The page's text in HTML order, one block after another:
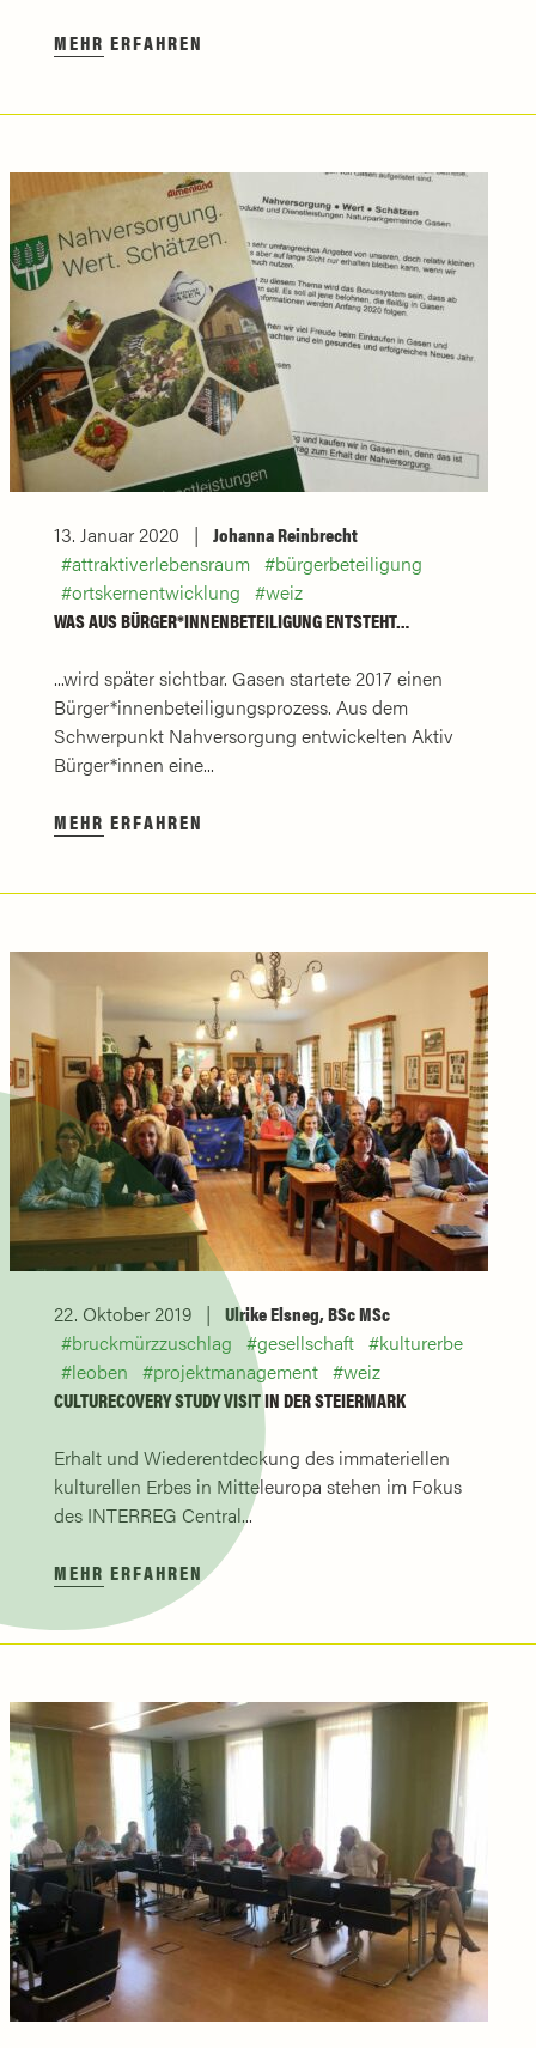
MEHR ERFAHREN
13. Januar 2020
Johanna Reinbrecht
attraktiverlebensraum
bürgerbeteiligung
ortskernentwicklung
weiz
WAS AUS BÜRGER*INNENBETEILIGUNG ENTSTEHT…
...wird später sichtbar. Gasen startete 2017 einen
Bürger*innenbeteiligungsprozess. Aus dem
Schwerpunkt Nahversorgung entwickelten Aktiv
Bürger*innen eine...
MEHR ERFAHREN
22. Oktober 2019
Ulrike Elsneg, BSc MSc
bruckmürzzuschlag
gesellschaft
kulturerbe
leoben
projektmanagement
weiz
CULTURECOVERY STUDY VISIT IN DER STEIERMARK
Erhalt und Wiederentdeckung des immateriellen
kulturellen Erbes in Mitteleuropa stehen im Fokus
des INTERREG Central...
MEHR ERFAHREN